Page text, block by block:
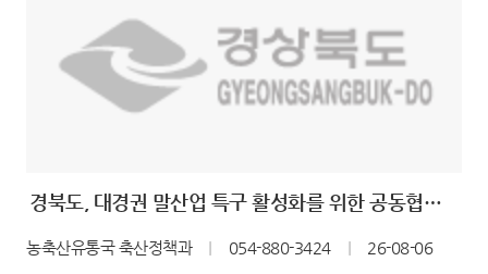
경북도, 대경권 말산업 특구 활성화를 위한 공동협력 MOU 체결
농축산유통국 축산정책과 ｜ 054-880-3424 ｜ 26-08-06